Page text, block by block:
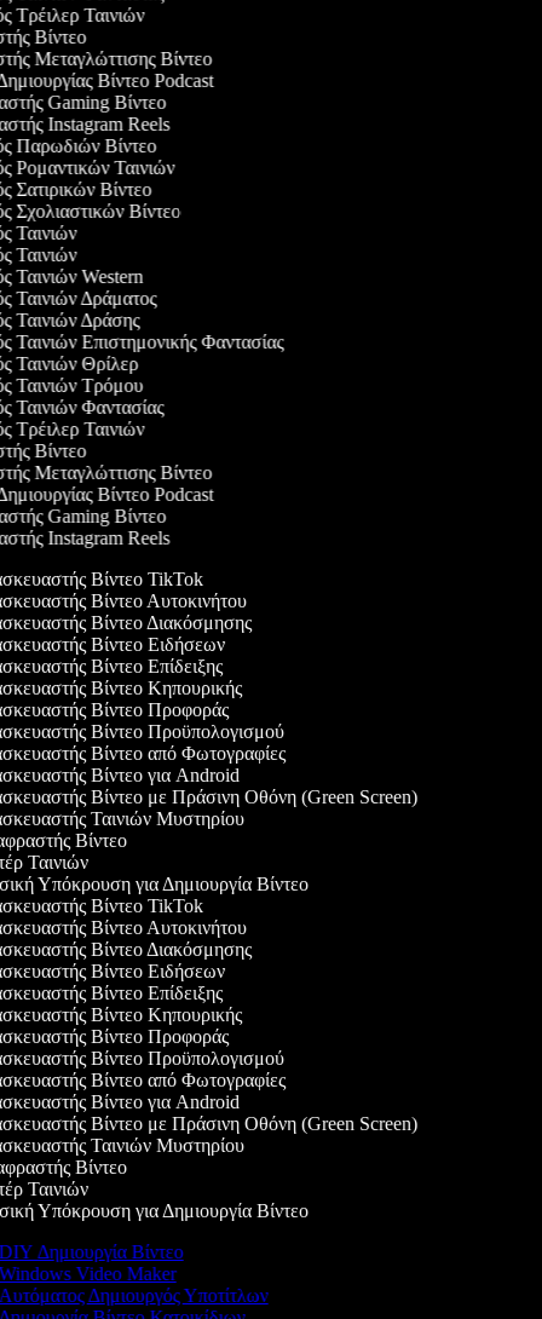
Τρέιλερ Ταινιών
Βίντεο
Μεταγλώττισης Βίντεο
Βίντεο Podcast
Gaming Βίντεο
Instagram Reels
Παρωδιών Βίντεο
Ρομαντικών Ταινιών
Σατιρικών Βίντεο
Σχολιαστικών Βίντεο
Ταινιών
Ταινιών
Ταινιών Western
Ταινιών Δράματος
Ταινιών Δράσης
Ταινιών Επιστημονικής Φαντασίας
Ταινιών Θρίλερ
Ταινιών Τρόμου
Ταινιών Φαντασίας
Τρέιλερ Ταινιών
Βίντεο
Μεταγλώττισης Βίντεο
Βίντεο Podcast
Gaming Βίντεο
Instagram Reels
Βίντεο TikTok
Βίντεο Αυτοκινήτου
Βίντεο Διακόσμησης
Βίντεο Ειδήσεων
Βίντεο Επίδειξης
Βίντεο Κηπουρικής
Βίντεο Προφοράς
Βίντεο Προϋπολογισμού
Βίντεο από Φωτογραφίες
Βίντεο για Android
Βίντεο με Πράσινη Οθόνη (Green Screen)
Ταινιών Μυστηρίου
Βίντεο
Ταινιών
Υπόκρουση για Δημιουργία Βίντεο
Βίντεο TikTok
Βίντεο Αυτοκινήτου
Βίντεο Διακόσμησης
Βίντεο Ειδήσεων
Βίντεο Επίδειξης
Βίντεο Κηπουρικής
Βίντεο Προφοράς
Βίντεο Προϋπολογισμού
Βίντεο από Φωτογραφίες
Βίντεο για Android
Βίντεο με Πράσινη Οθόνη (Green Screen)
Ταινιών Μυστηρίου
Βίντεο
Ταινιών
Υπόκρουση για Δημιουργία Βίντεο
Δημιουργία Βίντεο
Video Maker
Δημιουργός Υποτίτλων